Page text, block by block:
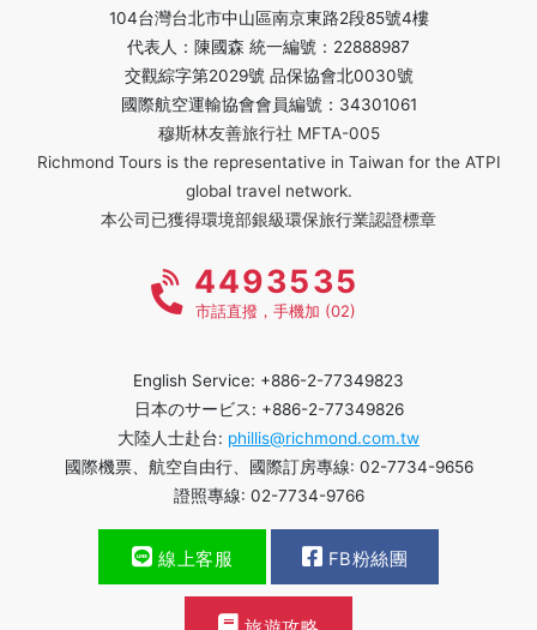
104台灣台北市中山區南京東路2段85號4樓
代表人：陳國森 統一編號：22888987
交觀綜字第2029號 品保協會北0030號
國際航空運輸協會會員編號：34301061
穆斯林友善旅行社 MFTA-005
Richmond Tours is the representative in Taiwan for the ATPI
global travel network.
本公司已獲得環境部銀級環保旅行業認證標章
4493535
市話直撥，手機加 (02)
English Service: +886-2-77349823
日本のサービス: +886-2-77349826
大陸人士赴台: phillis@richmond.com.tw
國際機票、航空自由行、國際訂房專線: 02-7734-9656
證照專線: 02-7734-9766
線上客服 FB粉絲團